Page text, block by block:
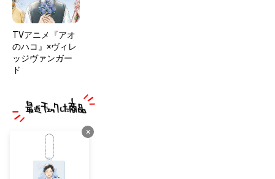
TVアニメ『アオ
のハコ』×ヴィレ
ッジヴァンガー
ド
×